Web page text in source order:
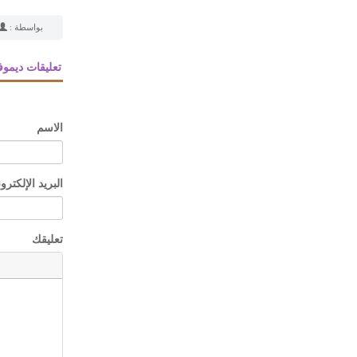
بواسطة :
تعليقات
الاسم
البريد
تعليقك